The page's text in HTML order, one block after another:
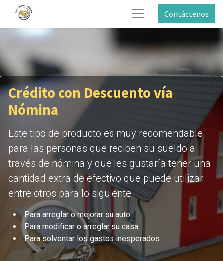
Contáctenos
Crédito con Descuento vía
Nómina
Este tipo de producto es muy recomendable
para las personas que reciben su sueldo a
través de nómina y que les gustaría tener una
cantidad extra de efectivo que puede utilizar
entre otros para lo siguiente:
Para arreglar o mejorar su auto
Para modificar o arreglar su casa
Para solventar los gastos inesperados